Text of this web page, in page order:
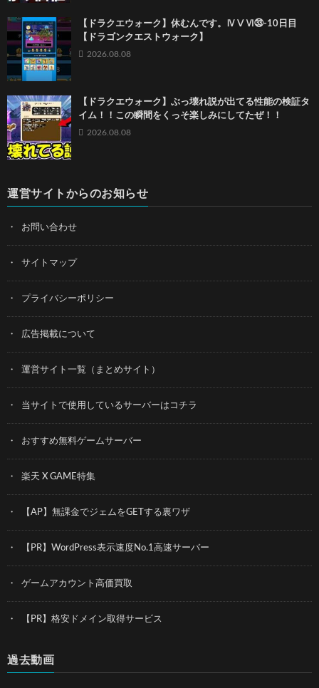
【ドラクエウォーク】休むんです。ⅣⅤⅥ㉝-10日目
【ドラゴンクエストウォーク】
2026.08.08
【ドラクエウォーク】ぶっ壊れ説が出てる性能の検証タ
イム！！この瞬間をくっそ楽しみにしてたぜ！！
2026.08.08
運営サイトからのお知らせ
お問い合わせ
サイトマップ
プライバシーポリシー
広告掲載について
運営サイト一覧（まとめサイト）
当サイトで使用しているサーバーはコチラ
おすすめ無料ゲームサーバー
楽天 X GAME特集
【AP】無課金でジェムをGETする裏ワザ
【PR】WordPress表示速度No.1高速サーバー
ゲームアカウント高価買取
【PR】格安ドメイン取得サービス
過去動画